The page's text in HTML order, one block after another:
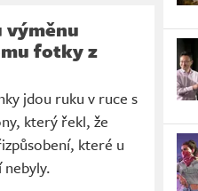
výměnu
fotky z
jdou ruku v ruce s
který řekl, že
které u